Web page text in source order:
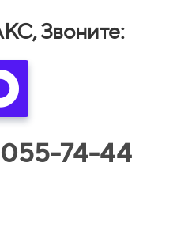
Звоните:
74-44